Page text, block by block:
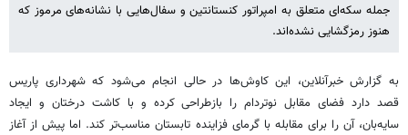
جمله سکه‌ای متعلق به امپراتور کنستانتین و سفال‌هایی با نشانه‌های مرموز که
هنوز رمزگشایی نشده‌اند.
به گزارش خبرآنلاین، این کاوش‌ها در حالی انجام می‌شود که شهرداری پاریس
قصد دارد فضای مقابل نوتردام را بازطراحی کرده و با کاشت درختان و ایجاد
سایه‌بان، آن را برای مقابله با گرمای فزاینده تابستان مناسب‌تر کند. اما پیش از آغاز